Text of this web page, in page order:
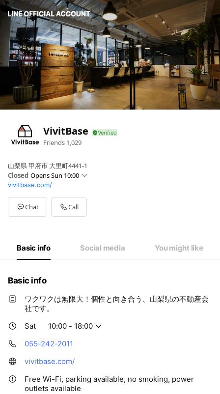
VivitBase
Friends 1,029
山梨県 甲府市 大里町4441-1
Closed Opens Sun 10:00
Sun10:00 - 18:00
Mon10:00 - 18:00
Tue10:00 - 18:00
WedClosed
10:00 - 18:00
vivitbase.com/
Chat Call
Basic info Social media You might like
Basic info
ワクワクは無限大！個性と向き合う、山梨県の不動産会
社です。
Sat
10:00 - 18:00
055-242-2011
vivitbase.com/
Free Wi-Fi, parking available, no smoking, power
outlets available